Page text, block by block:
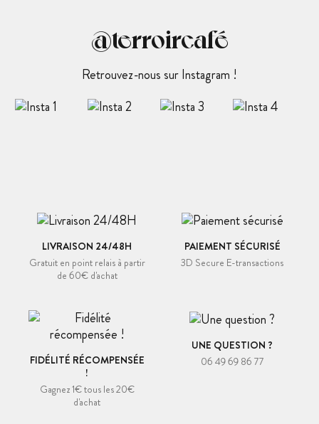
@terroircafé
Retrouvez-nous sur Instagram !
LIVRAISON 24/48H
Gratuit en point relais à partir
de 60€ d'achat
PAIEMENT SÉCURISÉ
3D Secure E-transactions
FIDÉLITÉ RÉCOMPENSÉE
!
Gagnez 1€ tous les 20€
d'achat
UNE QUESTION ?
06 49 69 86 77